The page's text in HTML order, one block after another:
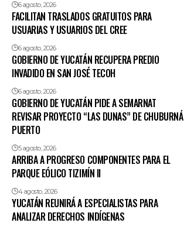
6 agosto, 2026
FACILITAN TRASLADOS GRATUITOS PARA
USUARIAS Y USUARIOS DEL CREE
6 agosto, 2026
GOBIERNO DE YUCATÁN RECUPERA PREDIO
INVADIDO EN SAN JOSÉ TECOH
6 agosto, 2026
GOBIERNO DE YUCATÁN PIDE A SEMARNAT
REVISAR PROYECTO “LAS DUNAS” DE CHUBURNÁ
PUERTO
5 agosto, 2026
ARRIBA A PROGRESO COMPONENTES PARA EL
PARQUE EÓLICO TIZIMÍN II
4 agosto, 2026
YUCATÁN REUNIRÁ A ESPECIALISTAS PARA
ANALIZAR DERECHOS INDÍGENAS